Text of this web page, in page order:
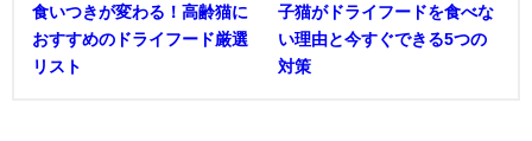
食いつきが変わる！高齢猫に
おすすめのドライフード厳選
リスト
子猫がドライフードを食べな
い理由と今すぐできる5つの
対策